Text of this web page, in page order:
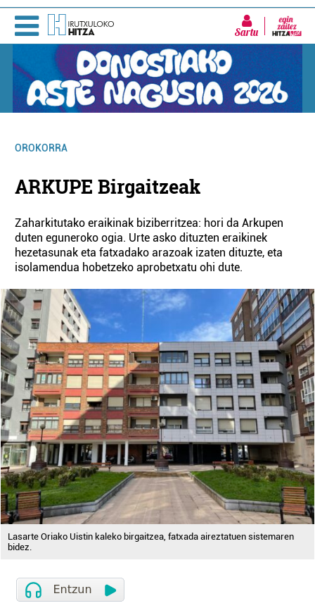
Sartu
OROKORRA
ARKUPE Birgaitzeak
Zaharkitutako eraikinak biziberritzea: hori da Arkupen
duten eguneroko ogia. Urte asko dituzten eraikinek
hezetasunak eta fatxadako arazoak izaten dituzte, eta
isolamendua hobetzeko aprobetxatu ohi dute.
Lasarte Oriako Uistin kaleko birgaitzea, fatxada aireztatuen sistemaren
bidez.